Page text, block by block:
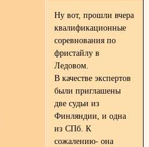
Ну вот, прошли вчера
квалификационные
соревнования по
фристайлу в
Ледовом.
В качестве экспертов
были приглашены
две судьи из
Финляндии, и одна
из СПб. К
сожалению- она